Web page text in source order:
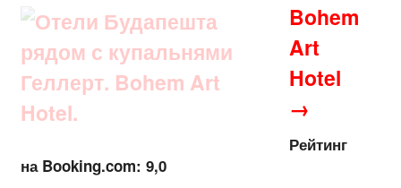
Bohem
Art
Hotel
→
Рейтинг
на Booking.com: 9,0